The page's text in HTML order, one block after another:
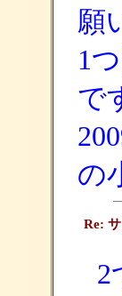
願
1
で
の
Re:
2